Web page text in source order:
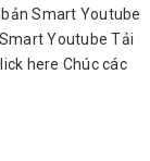
Smart Youtube
Youtube Tải
here Chúc các